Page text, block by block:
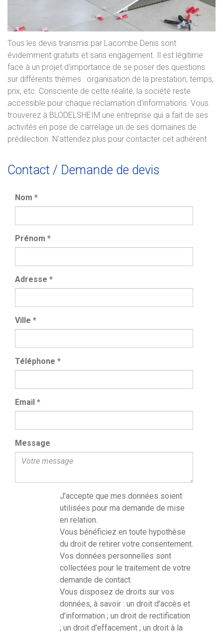
Tous les devis transmis par Lacombe Denis sont
évidemment gratuits et sans engagement. Il est légitime
face à un projet d'importance de se poser des questions
sur différents thèmes : organisation de la prestation, temps,
prix, etc. Consciente de cette réalité, la société reste
accessible pour chaque réclamation d'informations. Vous
trouverez à BLODELSHEIM une entreprise qui a fait de ses
activités en pose de carrelage un de ses domaines de
prédilection. N'attendez plus pour contacter cet adhérent.
Contact / Demande de devis
Nom *
Prénom *
Adresse *
Ville *
Téléphone *
Email *
Message
J'accepte que mes données soient
utilisées pour ma demande de mise
en relation.
Vous bénéficiez en toute hypothèse
du droit de retirer votre consentement.
Vos données personnelles sont
collectées pour le traitement de votre
demande de contact.
Vous disposez de droits sur vos
données, à savoir : un droit d'accès et
d'information ; un droit de rectification
; un droit d'effacement ; un droit à la